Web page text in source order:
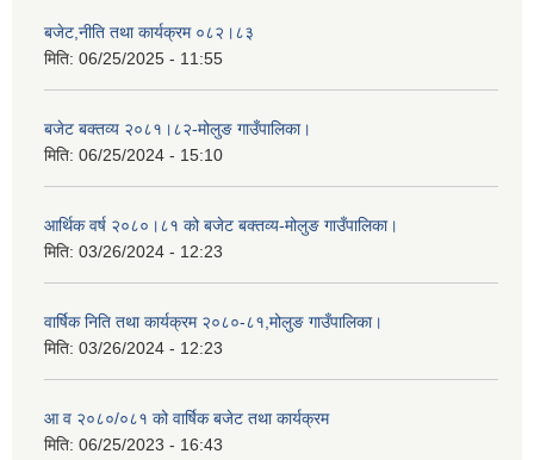
बजेट,नीति तथा कार्यक्रम ०८२।८३
मिति: 06/25/2025 - 11:55
बजेट बक्तव्य २०८१।८२-मोलुङ गाउँपालिका।
मिति: 06/25/2024 - 15:10
आर्थिक वर्ष २०८०।८१ को बजेट बक्तव्य-मोलुङ गाउँपालिका।
मिति: 03/26/2024 - 12:23
वार्षिक निति तथा कार्यक्रम २०८०-८१,मोलुङ गाउँपालिका।
मिति: 03/26/2024 - 12:23
आ व २०८०/०८१ को वार्षिक बजेट तथा कार्यक्रम
मिति: 06/25/2023 - 16:43